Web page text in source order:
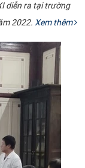
diễn ra tại trường
2022.Xem thêm